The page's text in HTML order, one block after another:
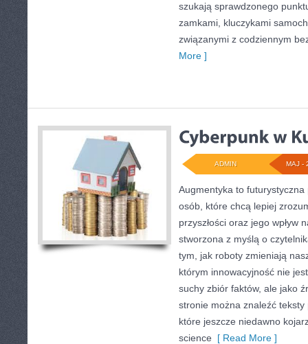
szukają sprawdzonego
zamkami, kluczykami
związanymi z codziennym
More ]
MAJ -
ADMIN
Augmentyka to
osób, które chcą lepiej
przyszłości oraz jego wpływ
stworzona z myślą o
tym, jak roboty zmieniają
którym innowacyjność nie
suchy zbiór faktów, ale jako
stronie można znaleźć
które jeszcze niedawno
science [ Read More ]